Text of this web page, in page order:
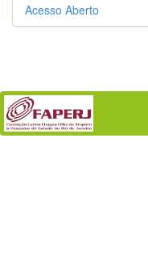
Acesso Aberto